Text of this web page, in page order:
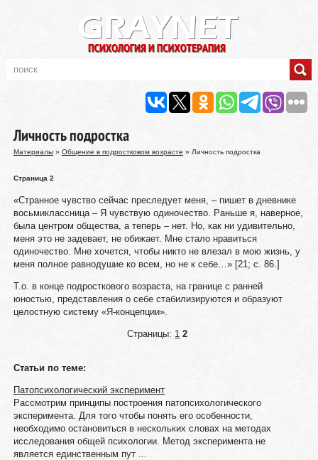
Личность подростка
Материалы» Общение в подростковом возрасте » Личность подростка
Страница 2
«Странное чувство сейчас преследует меня, – пишет в дневнике
восьмиклассница – Я чувствую одиночество. Раньше я, наверное,
была центром общества, а теперь – нет. Но, как ни удивительно,
меня это не задевает, не обижает. Мне стало нравиться
одиночество. Мне хочется, чтобы никто не влезал в мою жизнь, у
меня полное равнодушие ко всем, но не к себе…» [21; с. 86.]
Т.о. в конце подросткового возраста, на границе с ранней
юностью, представления о себе стабилизируются и образуют
целостную систему «Я-концепции».
Страницы: 1 2
Статьи по теме:
Патопсихологический эксперимент
Рассмотрим принципы построения патопсихологического
эксперимента. Для того чтобы понять его особенности,
необходимо остановиться в нескольких словах на методах
исследования общей психологии. Метод эксперимента не
является единственным пут ...